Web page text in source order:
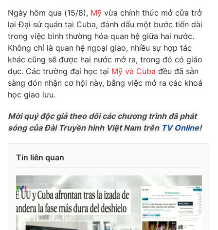
Tin tức
Thế giới đó đây
Câu chuyện quốc tế
Kinh tế
Tài chính
Thị trường
Góc doanh nghiệp
Dữ liệu và đời sống
Truyền hình
Hậu trường
Khán giả
Giải sao mai
Giải trí
Điện ảnh
Du lịch
Chất lượng cuộc sống
Tuyển sinh
Học trực tuyến
Công nghệ
Hitech Công nghệ tương lai
Giao lưu trực tuyến
Ngày hôm qua (15/8), Mỹ vừa chính thức mở cửa trở
lại Đại sứ quán tại Cuba, đánh dấu một bước tiến dài
trong việc bình thường hóa quan hệ giữa hai nước.
Không chỉ là quan hệ ngoại giao, nhiều sự hợp tác
khác cũng sẽ được hai nước mở ra, trong đó có giáo
dục. Các trường đại học tại Mỹ và Cuba đều đã sẵn
sàng đón nhận cơ hội này, bằng việc mở ra các khoá
học giao lưu.
Mời quý độc giả theo dõi các chương trình đã phát
sóng của Đài Truyền hình Việt Nam trên TV Online!
Tin liên quan